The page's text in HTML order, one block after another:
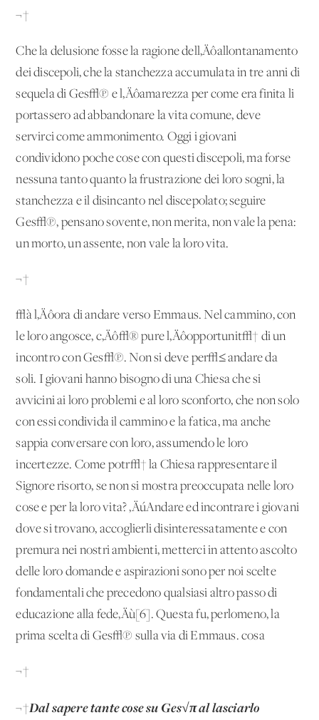
¬†
Che la delusione fosse la ragione dell‚Äôallontanamento
dei discepoli, che la stanchezza accumulata in tre anni di
sequela di Ges√π e l‚Äôamarezza per come era finita li
portassero ad abbandonare la vita comune, deve
servirci come ammonimento. Oggi i giovani
condividono poche cose con questi discepoli, ma forse
nessuna tanto quanto la frustrazione dei loro sogni, la
stanchezza e il disincanto nel discepolato; seguire
Ges√π, pensano sovente, non merita, non vale la pena:
un morto, un assente, non vale la loro vita.
¬†
√à l‚Äôora di andare verso Emmaus. Nel cammino, con
le loro angosce, c‚Äô√® pure l‚Äôopportunit√† di un
incontro con Ges√π. Non si deve per√≤ andare da
soli. I giovani hanno bisogno di una Chiesa che si
avvicini ai loro problemi e al loro sconforto, che non solo
con essi condivida il cammino e la fatica, ma anche
sappia conversare con loro, assumendo le loro
incertezze. Come potr√† la Chiesa rappresentare il
Signore risorto, se non si mostra preoccupata nelle loro
cose e per la loro vita? ‚ÄúAndare ed incontrare i giovani
dove si trovano, accoglierli disinteressatamente e con
premura nei nostri ambienti, metterci in attento ascolto
delle loro domande e aspirazioni sono per noi scelte
fondamentali che precedono qualsiasi altro passo di
educazione alla fede‚Äù[6]. Questa fu, perlomeno, la
prima scelta di Ges√π sulla via di Emmaus. cosa
¬†
¬†Dal sapere tante cose su Ges√π al lasciarlo